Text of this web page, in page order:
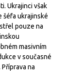
Ukrajinci však
šéfa ukrajinské
pouze na
masivním
v současné
na